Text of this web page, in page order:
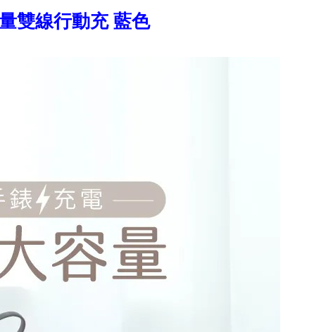
雙線行動充 藍色